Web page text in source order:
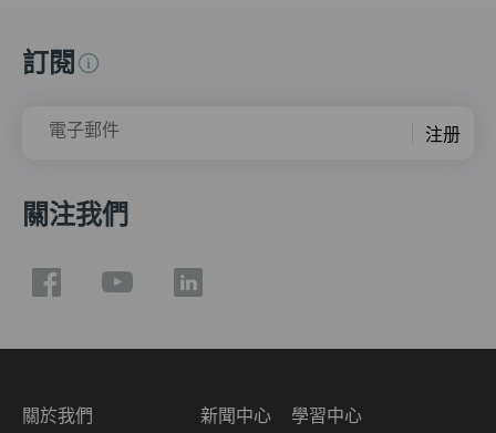
訂閱
電子郵件 注册
關注我們
關於我們 新聞中心 學習中心